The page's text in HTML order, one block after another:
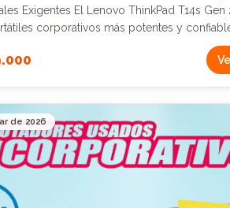
ThinkPad T14s Gen 2 es uno
corporativos más potentes y
diseñado para ejecutivos, empresas y
máximo rendimiento, velocidad y
profesional. ⚙️ Especificaciones técnicas:
Intel Core i7 11ª generación 🔹 Memoria
rendimiento multitarea) 🔹 Almacenamiento:
14” Full HD 🔹 Conectividad avanzada
WiFi rápido) 🔹 Línea: ThinkPad (calidad
clave: ✅ Rendimiento ultra rápido
de 2026